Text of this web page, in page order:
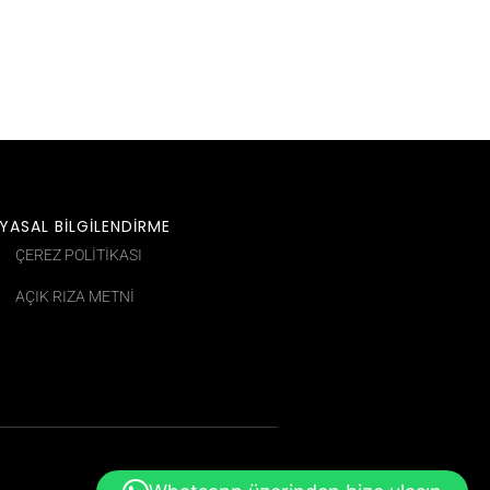
YASAL BİLGİLENDİRME
ÇEREZ POLITIKASI
AÇIK RIZA METNİ